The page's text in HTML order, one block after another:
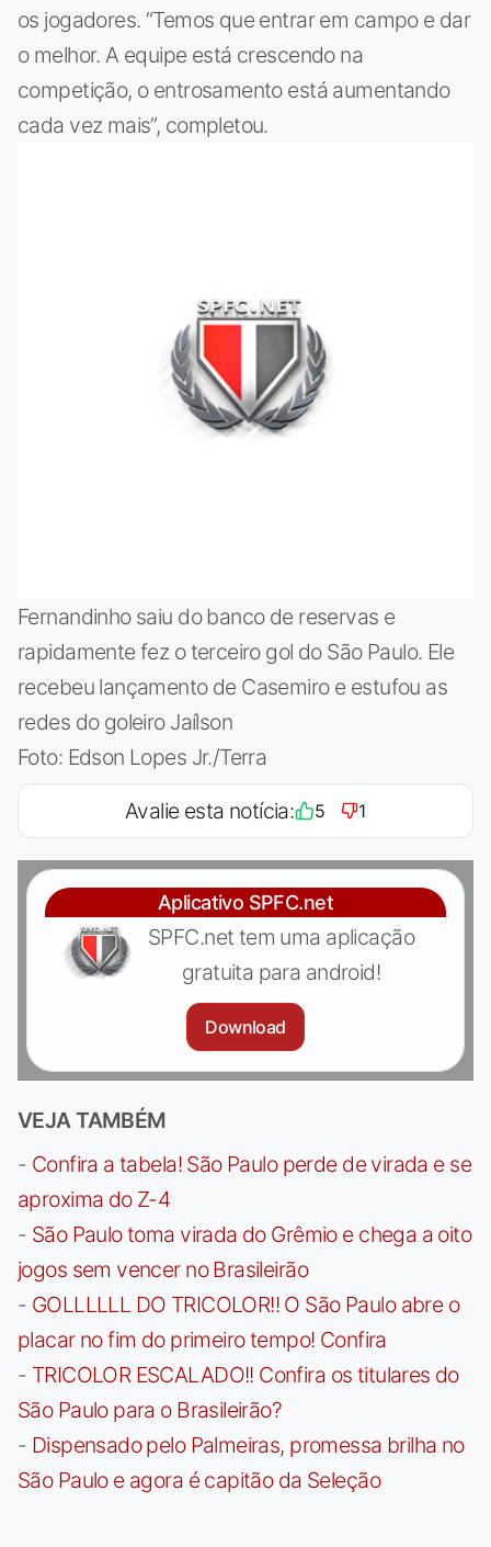
os jogadores. “Temos que entrar em campo e dar
o melhor. A equipe está crescendo na
competição, o entrosamento está aumentando
cada vez mais”, completou.
Fernandinho saiu do banco de reservas e
rapidamente fez o terceiro gol do São Paulo. Ele
recebeu lançamento de Casemiro e estufou as
redes do goleiro Jaílson
Foto: Edson Lopes Jr./Terra
Avalie esta notícia: 5 1
Aplicativo SPFC.net
SPFC.net tem uma aplicação
gratuita para android!
Download
VEJA TAMBÉM
- Confira a tabela! São Paulo perde de virada e se
aproxima do Z-4
- São Paulo toma virada do Grêmio e chega a oito
jogos sem vencer no Brasileirão
- GOLLLLLL DO TRICOLOR!! O São Paulo abre o
placar no fim do primeiro tempo! Confira
- TRICOLOR ESCALADO!! Confira os titulares do
São Paulo para o Brasileirão?
- Dispensado pelo Palmeiras, promessa brilha no
São Paulo e agora é capitão da Seleção